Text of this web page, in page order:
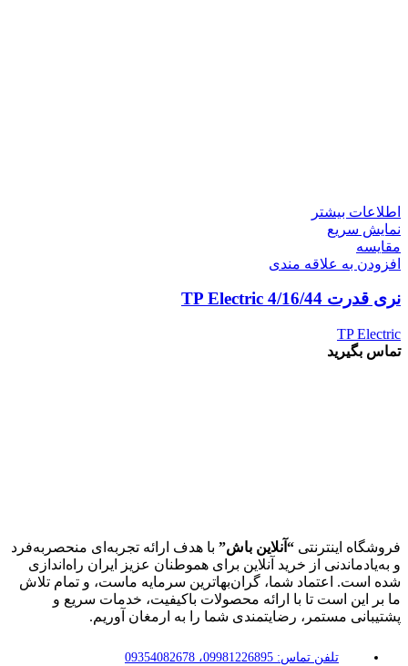
اطلاعات بیشتر
نمایش سریع
مقايسه
افزودن به علاقه مندی
نری قدرت 4/16/44 TP Electric
TP Electric
تماس بگیرید
فروشگاه اینترنتی “آنلاین باش” با هدف ارائه تجربه‌ای منحصربه‌فرد
و به‌یادماندنی از خرید آنلاین برای هموطنان عزیز ایران راه‌اندازی
شده است. اعتماد شما، گران‌بهاترین سرمایه ماست، و تمام تلاش
ما بر این است تا با ارائه محصولات باکیفیت، خدمات سریع و
پشتیبانی مستمر، رضایتمندی شما را به ارمغان آوریم.
تلفن تماس: 09981226895، 09354082678